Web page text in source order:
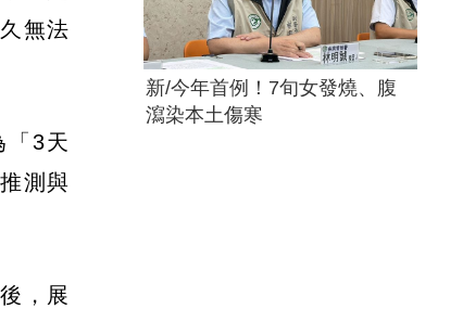
無法
「3天
測與
，展
新/今年首例！7旬女發燒、腹
瀉染本土傷寒